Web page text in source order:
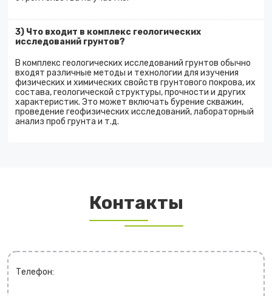
3) Что входит в комплекс геологических
исследований грунтов?
В комплекс геологических исследований грунтов обычно
входят различные методы и технологии для изучения
физических и химических свойств грунтового покрова, их
состава, геологической структуры, прочности и других
характеристик. Это может включать бурение скважин,
проведение геофизических исследований, лабораторный
анализ проб грунта и т.д.
Контакты
Телефон: